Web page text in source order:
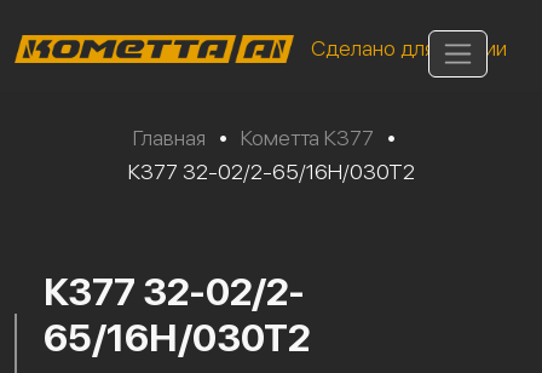
Сделано для России
Главная • Кометта К377
•
К377 32-02/2-65/16Н/030Т2
К377 32-02/2-
65/16Н/030Т2